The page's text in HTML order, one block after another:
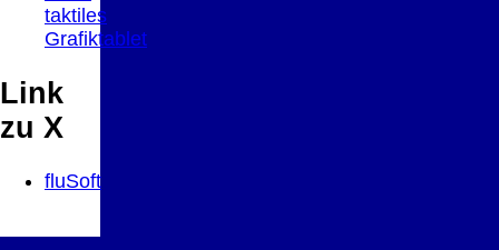
taktiles
Grafiktablet
Link
zu X
fluSoft